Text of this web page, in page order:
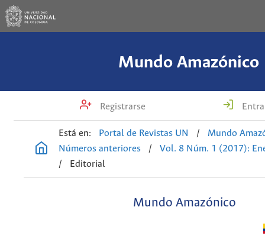
Mundo Amazónico
Registrarse
Está en: Portal de Revistas UN /
Mundo
Números anteriores
/
Vol. 8 Núm. 1 (2017):
/
Editorial
Mundo Amazónico